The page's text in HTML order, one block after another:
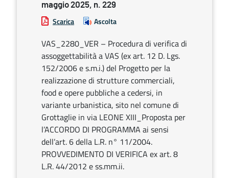
maggio 2025, n. 229
Scarica Ascolta
VAS_2280_VER – Procedura di verifica di
assoggettabilità a VAS (ex art. 12 D. Lgs.
152/2006 e s.m.i.) del Progetto per la
realizzazione di strutture commerciali,
food e opere pubbliche a cedersi, in
variante urbanistica, sito nel comune di
Grottaglie in via LEONE XIII_Proposta per
l’ACCORDO DI PROGRAMMA ai sensi
dell’art. 6 della L.R. n° 11/2004.
PROVVEDIMENTO DI VERIFICA ex art. 8
L.R. 44/2012 e ss.mm.ii.